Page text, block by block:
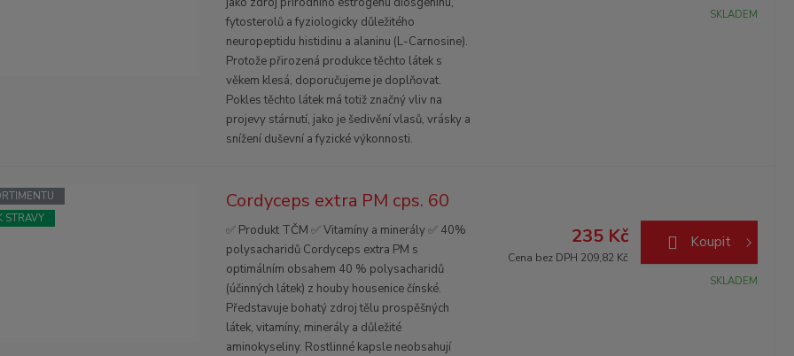
fytosterolů a fyziologicky důležitého
neuropeptidu histidinu a alaninu (L-Carnosine).
Protože přirozená produkce těchto látek s
věkem klesá, doporučujeme je doplňovat.
Pokles těchto látek má totiž značný vliv na
projevy stárnutí, jako je šedivění vlasů, vrásky a
snížení duševní a fyzické výkonnosti.
SKLADEM
Cordyceps extra PM cps. 60
STRAVY
✅ Produkt TČM ✅ Vitamíny a minerály ✅ 40%
polysacharidů Cordyceps extra PM s
optimálním obsahem 40 % polysacharidů
(účinných látek) z houby housenice čínské.
Představuje bohatý zdroj tělu prospěšných
látek, vitamíny, minerály a důležité
aminokyseliny. Rostlinné kapsle neobsahují
235 Kč
Cena bez DPH 209,82 Kč
Koupit
SKLADEM